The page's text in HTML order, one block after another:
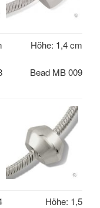
Höhe: 1,4 cm
Bead MB 009
Höhe: 1,5